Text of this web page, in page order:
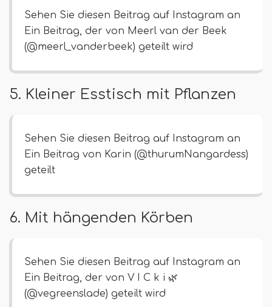
Sehen Sie diesen Beitrag auf Instagram an
Ein Beitrag, der von Meerl van der Beek
(@meerl_vanderbeek) geteilt wird
5. Kleiner Esstisch mit Pflanzen
Sehen Sie diesen Beitrag auf Instagram an
Ein Beitrag von Karin (@thurumNangardess)
geteilt
6. Mit hängenden Körben
Sehen Sie diesen Beitrag auf Instagram an
Ein Beitrag, der von V I C k i 🌿
(@vegreenslade) geteilt wird